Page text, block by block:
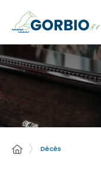
Décès